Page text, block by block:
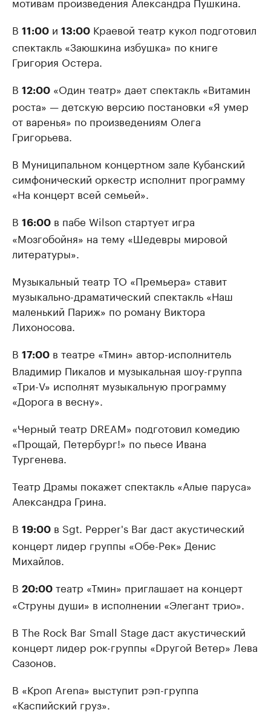
В 11:00 и 13:00 Краевой театр кукол подготовил
спектакль «Заюшкина избушка» по книге
Григория Остера.
В 12:00 «Один театр» дает спектакль «Витамин
роста» — детскую версию постановки «Я умер
от варенья» по произведениям Олега
Григорьева.
В Муниципальном концертном зале Кубанский
симфонический оркестр исполнит программу
«На концерт всей семьей».
В 16:00 в пабе Wilson стартует игра
«Мозгобойня» на тему «Шедевры мировой
литературы».
Музыкальный театр ТО «Премьера» ставит
музыкально-драматический спектакль «Наш
маленький Париж» по роману Виктора
Лихоносова.
В 17:00 в театре «Тмин» автор-исполнитель
Владимир Пикалов и музыкальная шоу-группа
«Три-V» исполнят музыкальную программу
«Дорога в весну».
«Черный театр DREAM» подготовил комедию
«Прощай, Петербург!» по пьесе Ивана
Тургенева.
Театр Драмы покажет спектакль «Алые паруса»
Александра Грина.
В 19:00 в Sgt. Pepper's Bar даст акустический
концерт лидер группы «Обе-Рек» Денис
Михайлов.
В 20:00 театр «Тмин» приглашает на концерт
«Струны души» в исполнении «Элегант трио».
В The Rock Bar Small Stage даст акустический
концерт лидер рок-группы «Dругой Ветер» Лева
Сазонов.
В «Кроп Arena» выступит рэп-группа
«Каспийский груз».